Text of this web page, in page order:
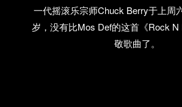
一代摇滚乐宗师Chuck Berry于上周
岁，没有比Mos Def的这首《Rock N
敬歌曲了。